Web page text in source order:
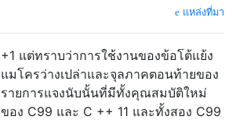
แหล่งที่มา
+1 แต่ทราบว่าการใช้งานของข้อโต้แย้ง
แมโครว่างเปล่าและจุลภาคตอนท้ายของ
รายการแจงนับนั้นที่มีทั้งคุณสมบัติใหม่
ของ C99 และ C ++ 11 และทั้งสอง C99